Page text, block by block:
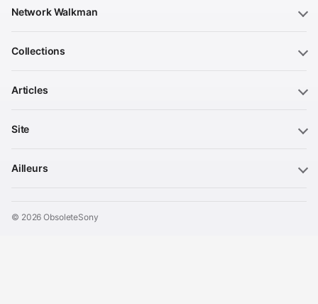
Network Walkman
Collections
Articles
Site
Ailleurs
© 2026 ObsoleteSony